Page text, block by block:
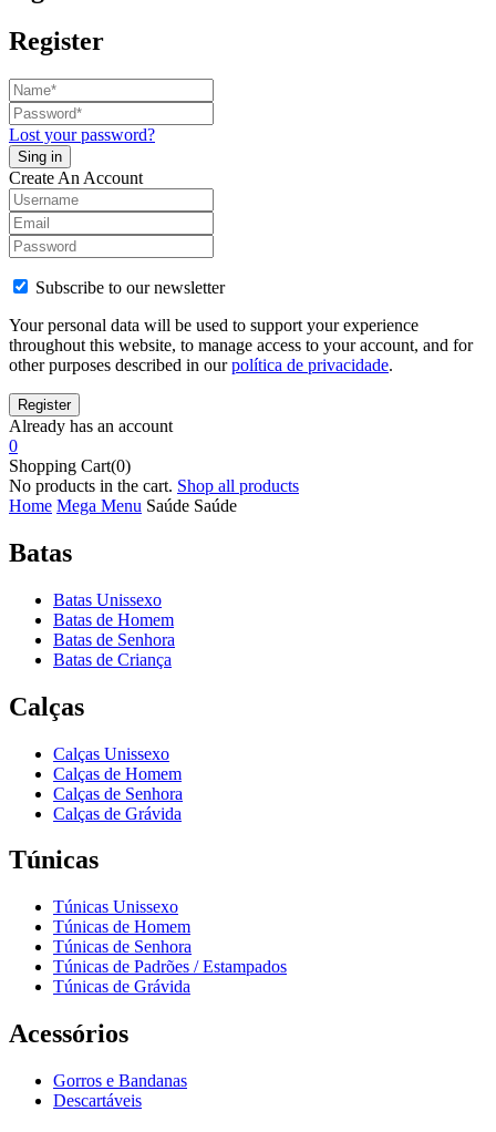
Register
Lost your password?
Create An Account
Subscribe to our newsletter
Your personal data will be used to support your experience
throughout this website, to manage access to your account, and for
other purposes described in ourpolítica de privacidade.
Already has an account
0
Shopping Cart(0)
No products in the cart. Shop all products
Home Mega Menu Saúde Saúde
Batas
Batas Unissexo
Batas de Homem
Batas de Senhora
Batas de Criança
Calças
Calças Unissexo
Calças de Homem
Calças de Senhora
Calças de Grávida
Túnicas
Túnicas Unissexo
Túnicas de Homem
Túnicas de Senhora
Túnicas de Padrões / Estampados
Túnicas de Grávida
Acessórios
Gorros e Bandanas
Descartáveis